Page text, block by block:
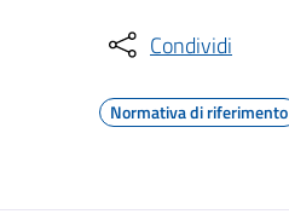
Condividi
Normativa di riferimento